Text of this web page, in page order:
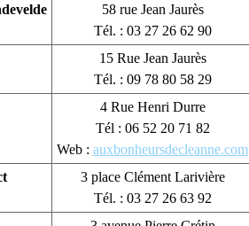
58 rue Jean Jaurès
Tél. : 03 27 26 62 90
15 Rue Jean Jaurès
Tél. : 09 78 80 58 29
4 Rue Henri Durre
Tél : 06 52 20 71 82
Web : auxbonheursdecleanne.com
3 place Clément Larivière
Tél. : 03 27 26 63 92